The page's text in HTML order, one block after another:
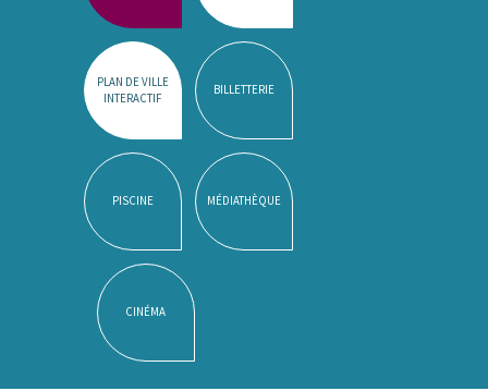
PLAN DE VILLE
INTERACTIF
BILLETTERIE
PISCINE MÉDIATHÈQUE
CINÉMA